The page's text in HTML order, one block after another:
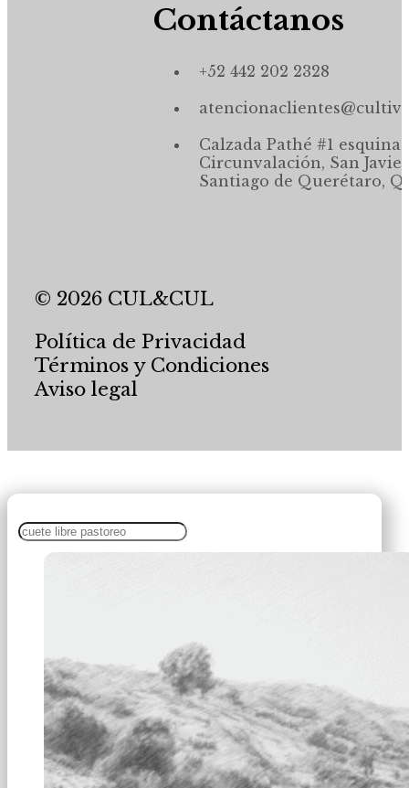
Contáctanos
+52 442 202 2328
Calzada Pathé #1 esquina,
Circunvalación, San
Santiago de Querétaro,
© 2026 CUL&CUL
Política de Privacidad
Términos y Condiciones
Aviso legal